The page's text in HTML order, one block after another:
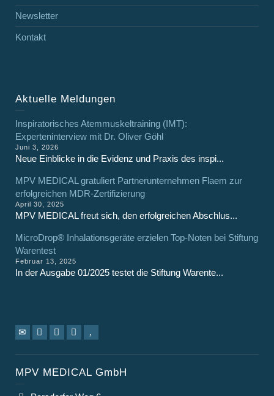
Newsletter
Kontakt
Aktuelle Meldungen
Inspiratorisches Atemmuskeltraining (IMT):
Experteninterview mit Dr. Oliver Göhl
Juni 3, 2026
Neue Einblicke in die Evidenz und Praxis des inspi...
MPV MEDICAL gratuliert Partnerunternehmen Flaem zur
erfolgreichen MDR-Zertifizierung
April 30, 2025
MPV MEDICAL freut sich, den erfolgreichen Abschlus...
MicroDrop® Inhalationsgeräte erzielen Top-Noten bei Stiftung
Warentest
Februar 13, 2025
In der Ausgabe 01/2025 testet die Stiftung Warente...
MPV MEDICAL GmbH